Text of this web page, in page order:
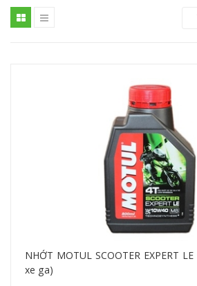
NHỚT MOTUL SCOOTER EXPERT
xe ga)